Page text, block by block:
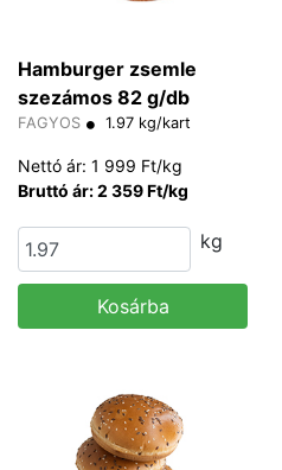
Hamburger zsemle
szezámos 82 g/db
FAGYOS 1.97 kg/kart
Nettó ár: 1 999 Ft/kg
Bruttó ár: 2 359 Ft/kg
kg
Kosárba